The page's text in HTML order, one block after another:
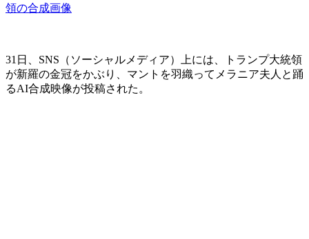
領の合成画像
31日、SNS（ソーシャルメディア）上には、トランプ大統領
が新羅の金冠をかぶり、マントを羽織ってメラニア夫人と踊
るAI合成映像が投稿された。